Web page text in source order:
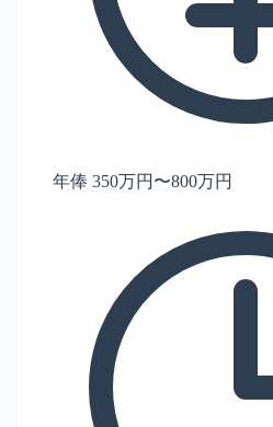
年俸 350万円〜800万円